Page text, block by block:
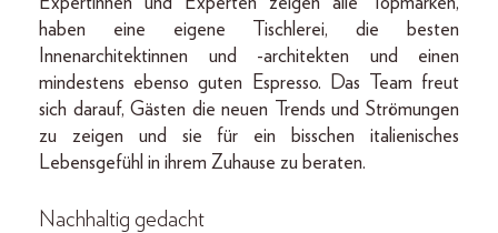
haben eine eigene Tischlerei, die besten
Innenarchitektinnen und -architekten und einen
mindestens ebenso guten Espresso. Das Team freut
sich darauf, Gästen die neuen Trends und Strömungen
zu zeigen und sie für ein bisschen italienisches
Lebensgefühl in ihrem Zuhause zu beraten.
Nachhaltig gedacht